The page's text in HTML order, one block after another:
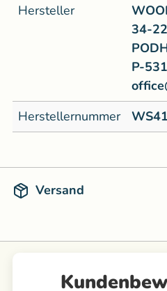
Hersteller
34-
P-
Herstellernummer
WS41
Versand